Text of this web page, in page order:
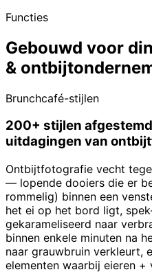
Functies
Gebouwd voor
&
Brunchcafé-stijlen
200+ stijlen
uitdagingen van
Ontbijtfotografie vecht
— lopende dooiers die er
rommelig) binnen een
het ei op het bord ligt,
gekarameliseerd naar
binnen enkele minuten na
naar grauwbruin verkleurt,
elementen waarbij eieren